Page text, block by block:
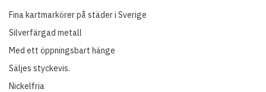
Fina kartmarkörer på städer i Sverige
Silverfärgad metall
Med ett öppningsbart hänge
Säljes styckevis.
Nickelfria